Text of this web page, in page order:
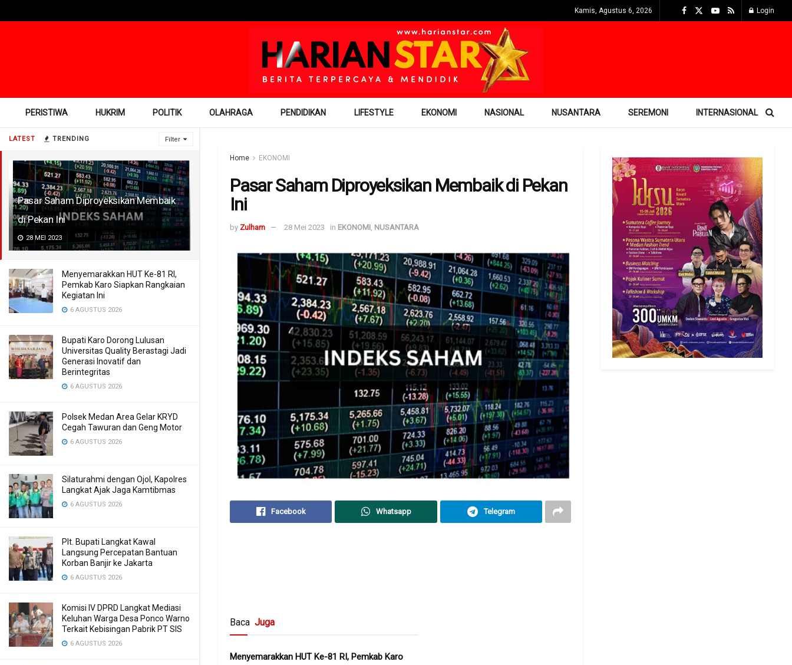
LATEST TRENDING Filter
Pasar Saham Diproyeksikan Membaik
di Pekan Ini
28 MEI 2023
Menyemarakkan HUT Ke-81 RI,
Pemkab Karo Siapkan Rangkaian
Kegiatan Ini
6 AGUSTUS 2026
Bupati Karo Dorong Lulusan
Universitas Quality Berastagi Jadi
Generasi Inovatif dan
Berintegritas
6 AGUSTUS 2026
Polsek Medan Area Gelar KRYD
Cegah Tawuran dan Geng Motor
6 AGUSTUS 2026
Silaturahmi dengan Ojol, Kapolres
Langkat Ajak Jaga Kamtibmas
6 AGUSTUS 2026
Plt. Bupati Langkat Kawal
Langsung Percepatan Bantuan
Korban Banjir ke Jakarta
6 AGUSTUS 2026
Komisi IV DPRD Langkat Mediasi
Keluhan Warga Desa Ponco Warno
Terkait Kebisingan Pabrik PT SIS
6 AGUSTUS 2026
Kamis, Agustus 6, 2026 Login
PERISTIWA HUKRIM POLITIK OLAHRAGA PENDIDIKAN LIFESTYLE EKONOMI NASIONAL NUSANTARA SEREMONI INTERNASIONAL
Home EKONOMI
Pasar Saham Diproyeksikan Membaik di Pekan
Ini
by Zulham 28 Mei 2023 in EKONOMI, NUSANTARA
Facebook Whatsapp Telegram
Baca Juga
Menyemarakkan HUT Ke-81 RI, Pemkab Karo